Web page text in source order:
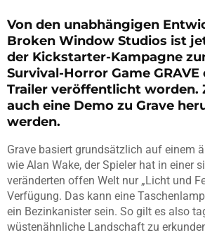
Von den unabhängigen
Broken Window Studios ist
der Kickstarter-Kampagne
Survival-Horror Game GRAVE
Trailer veröffentlicht worden.
auch eine Demo zu Grave
werden.
Grave basiert grundsätzlich auf einem
wie Alan Wake, der Spieler hat in einer
veränderten offen Welt nur „Licht und
Verfügung. Das kann eine
ein Bezinkanister sein. So gilt es also
wüstenähnliche Landschaft zu